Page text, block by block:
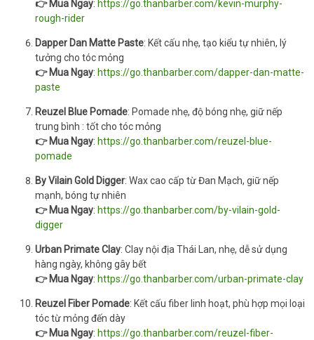
👉 Mua Ngay: https://go.thanbarber.com/kevin-murphy-
rough-rider
Dapper Dan Matte Paste: Kết cấu nhẹ, tạo kiểu tự nhiên, lý
tưởng cho tóc mỏng
👉 Mua Ngay: https://go.thanbarber.com/dapper-dan-matte-
paste
Reuzel Blue Pomade: Pomade nhẹ, độ bóng nhẹ, giữ nếp
trung bình : tốt cho tóc mỏng
👉 Mua Ngay: https://go.thanbarber.com/reuzel-blue-
pomade
By Vilain Gold Digger: Wax cao cấp từ Đan Mạch, giữ nếp
mạnh, bóng tự nhiên
👉 Mua Ngay: https://go.thanbarber.com/by-vilain-gold-
digger
Urban Primate Clay: Clay nội địa Thái Lan, nhẹ, dễ sử dụng
hàng ngày, không gây bết
👉 Mua Ngay: https://go.thanbarber.com/urban-primate-clay
Reuzel Fiber Pomade: Kết cấu fiber linh hoạt, phù hợp mọi loại
tóc từ mỏng đến dày
👉 Mua Ngay: https://go.thanbarber.com/reuzel-fiber-